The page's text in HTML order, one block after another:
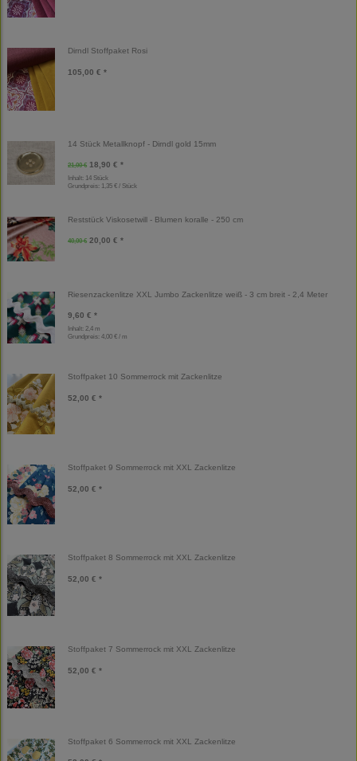
Dirndl Stoffpaket Rosi
105,00 € *
14 Stück Metallknopf - Dirndl gold 15mm
21,00 € 18,90 € *
Inhalt: 14 Stück
Grundpreis: 1,35 € / Stück
Reststück Viskosetwill - Blumen koralle - 250 cm
40,00 € 20,00 € *
Riesenzackenlitze XXL Jumbo Zackenlitze weiß - 3 cm breit - 2,4 Meter
9,60 € *
Inhalt: 2,4 m
Grundpreis: 4,00 € / m
Stoffpaket 10 Sommerrock mit Zackenlitze
52,00 € *
Stoffpaket 9 Sommerrock mit XXL Zackenlitze
52,00 € *
Stoffpaket 8 Sommerrock mit XXL Zackenlitze
52,00 € *
Stoffpaket 7 Sommerrock mit XXL Zackenlitze
52,00 € *
Stoffpaket 6 Sommerrock mit XXL Zackenlitze